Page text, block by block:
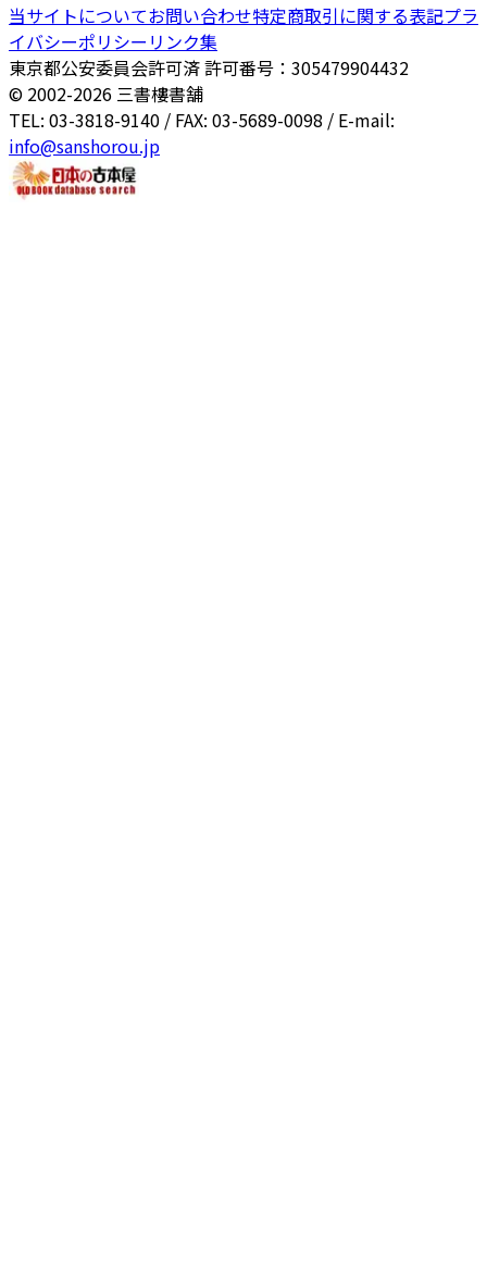
当サイトについてお問い合わせ特定商取引に関する表記プラ
イバシーポリシー リンク集
東京都公安委員会許可済 許可番号：305479904432
© 2002-2026 三書樓書舗
TEL: 03-3818-9140 / FAX: 03-5689-0098 / E-mail:
info@sanshorou.jp